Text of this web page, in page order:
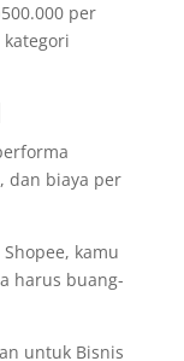
per
dan biaya per
kamu
harus buang-